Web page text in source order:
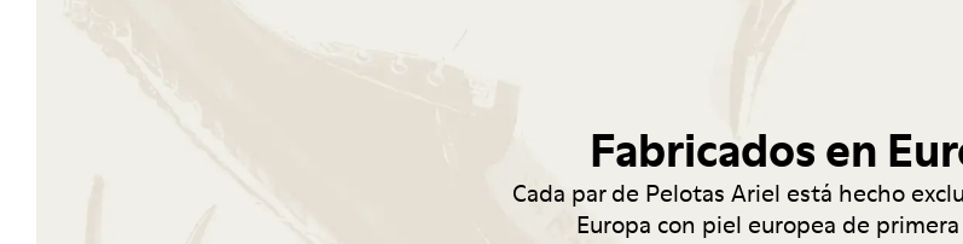
Fabricados en
Cada par de Pelotas Ariel está hecho
Europa con piel europea de